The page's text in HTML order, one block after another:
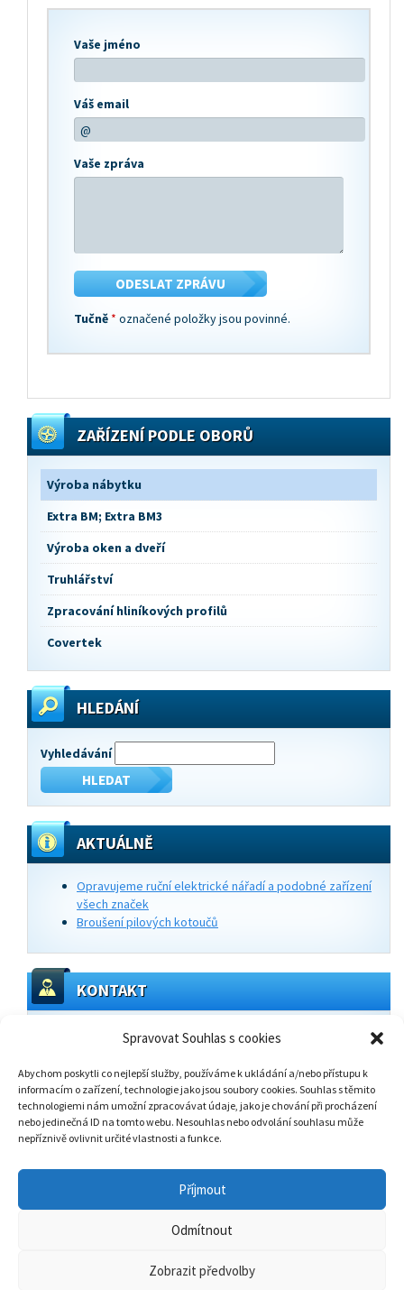
Spravovat Souhlas s cookies
Abychom poskytli co nejlepší služby, používáme k ukládání a/nebo přístupu k
informacím o zařízení, technologie jako jsou soubory cookies. Souhlas s těmito
technologiemi nám umožní zpracovávat údaje, jako je chování při procházení
nebo jedinečná ID na tomto webu. Nesouhlas nebo odvolání souhlasu může
nepříznivě ovlivnit určité vlastnosti a funkce.
Příjmout
Odmítnout
Zobrazit předvolby
Vaše jméno
Váš email
Vaše zpráva
Tučně * označené položky jsou povinné.
ZAŘÍZENÍ PODLE OBORŮ
Výroba nábytku
Extra BM; Extra BM3
Výroba oken a dveří
Truhlářství
Zpracování hliníkových profilů
Covertek
HLEDÁNÍ
Vyhledávání
AKTUÁLNĚ
Opravujeme ruční elektrické nářadí a podobné zařízení
všech značek
Broušení pilových kotoučů
KONTAKT
ZK Trading s.r.o.
Masarykova 1480/5c
268 01 Hořovice -mapa
Volejte
+420 725 438 267
Luboš Osvald - obchodní ředitel
© 2005 - 2026 všechna práva vyhrazena